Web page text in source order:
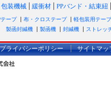
包装機械 緩衝材 PPバンド・結束紐
テープ 布・クロステープ
軽包装用テープ
製函封緘機
製函機 封緘機 ストレッ
プライバシーポリシー サイトマッ